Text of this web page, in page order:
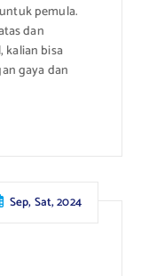
pemula.
dan
kalian bisa
gaya dan
Sep, Sat, 2024